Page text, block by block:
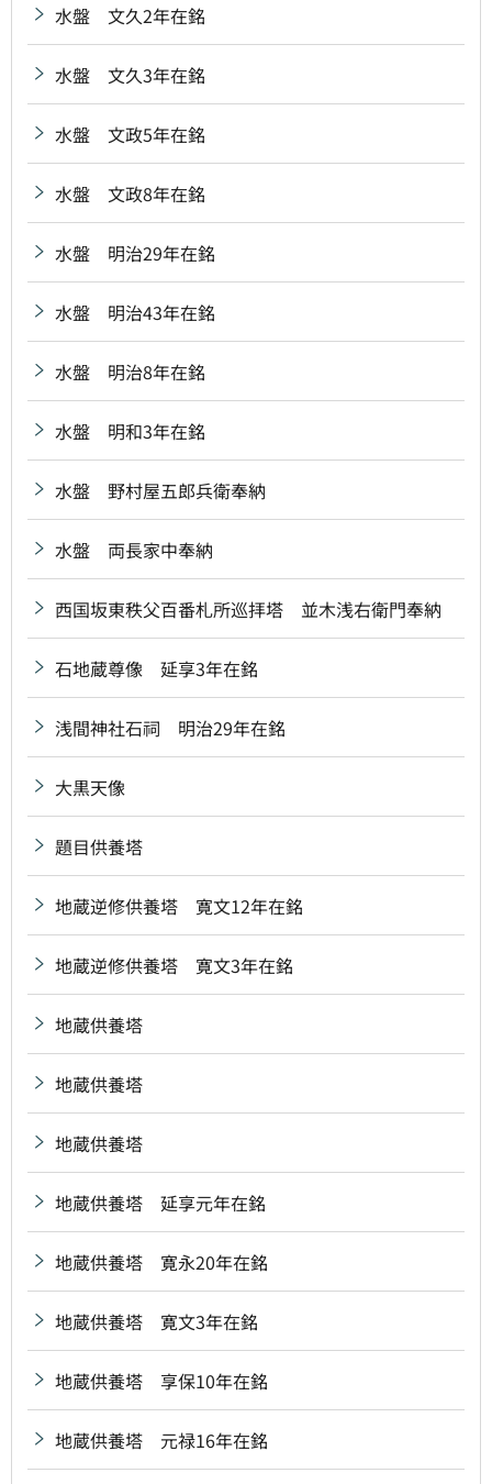
水盤 文久2年在銘
水盤 文久3年在銘
水盤 文政5年在銘
水盤 文政8年在銘
水盤 明治29年在銘
水盤 明治43年在銘
水盤 明治8年在銘
水盤 明和3年在銘
水盤 野村屋五郎兵衛奉納
水盤 両長家中奉納
西国坂東秩父百番札所巡拝塔 並木浅右衛門奉納
石地蔵尊像 延享3年在銘
浅間神社石祠 明治29年在銘
大黒天像
題目供養塔
地蔵逆修供養塔 寛文12年在銘
地蔵逆修供養塔 寛文3年在銘
地蔵供養塔
地蔵供養塔
地蔵供養塔
地蔵供養塔 延享元年在銘
地蔵供養塔 寛永20年在銘
地蔵供養塔 寛文3年在銘
地蔵供養塔 享保10年在銘
地蔵供養塔 元禄16年在銘